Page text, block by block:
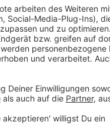
Anzeige
Ein Muss für alle
Ob zu Hause, im Auto